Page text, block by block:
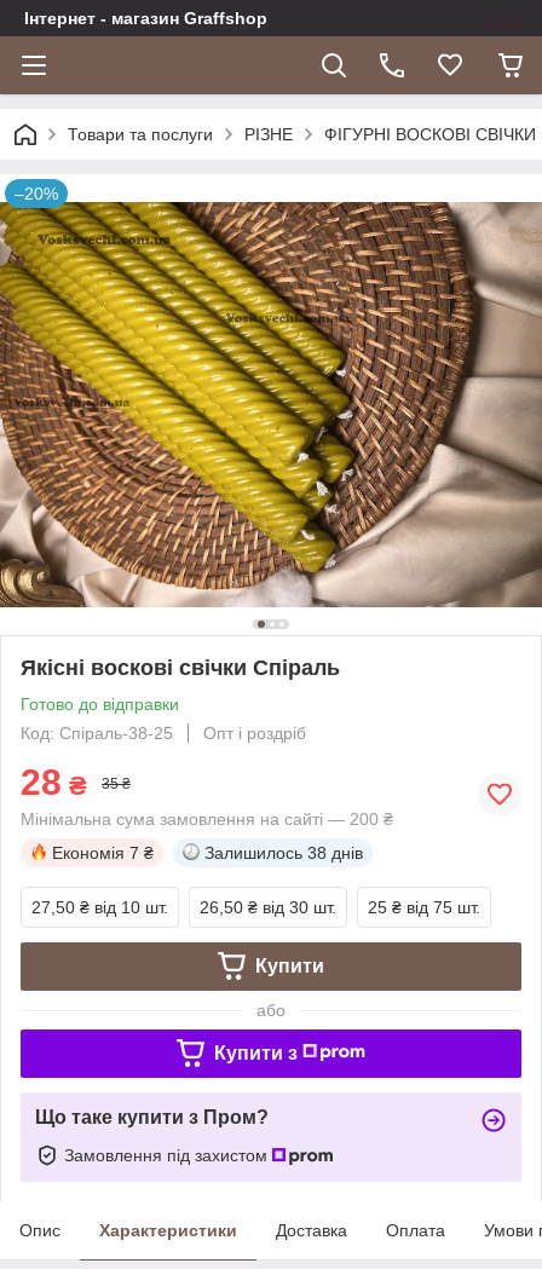
Інтернет - магазин Graffshop
Товари та послуги РІЗНЕ ФІГУРНІ ВОСКОВІ СВІЧКИ
–20%
Якісні воскові свічки Спіраль
Готово до відправки
Код: Спіраль-38-25
Опт і роздріб
28 ₴ 35 ₴
Мінімальна сума замовлення на сайті — 200 ₴
Економія 7 ₴ Залишилось 38 днів
27,50 ₴ від 10 шт. 26,50 ₴ від 30 шт. 25 ₴ від 75 шт.
Купити
або
Купити з
Що таке купити з Пром?
Замовлення під захистом
Опис Характеристики Доставка Оплата Умови